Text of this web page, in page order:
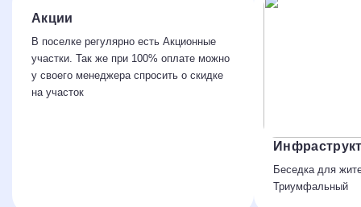
Акции
В поселке регулярно есть Акционные
участки. Так же при 100% оплате можно
у своего менеджера спросить о скидке
на участок
Беседка для
Триумфальный